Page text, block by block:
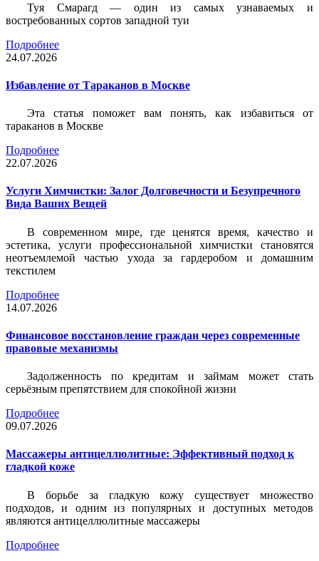
Туя Смарагд — один из самых узнаваемых и
востребованных сортов западной туи
Подробнее
24.07.2026
Избавление от Тараканов в Москве
Эта статья поможет вам понять, как избавиться от
тараканов в Москве
Подробнее
22.07.2026
Услуги Химчистки: Залог Долговечности и Безупречного
Вида Ваших Вещей
В современном мире, где ценятся время, качество и
эстетика, услуги профессиональной химчистки становятся
неотъемлемой частью ухода за гардеробом и домашним
текстилем
Подробнее
14.07.2026
Финансовое восстановление граждан через современные
правовые механизмы
Задолженность по кредитам и займам может стать
серьёзным препятствием для спокойной жизни
Подробнее
09.07.2026
Массажеры антицеллюлитные: Эффективный подход к
гладкой коже
В борьбе за гладкую кожу существует множество
подходов, и одним из популярных и доступных методов
являются антицеллюлитные массажеры
Подробнее